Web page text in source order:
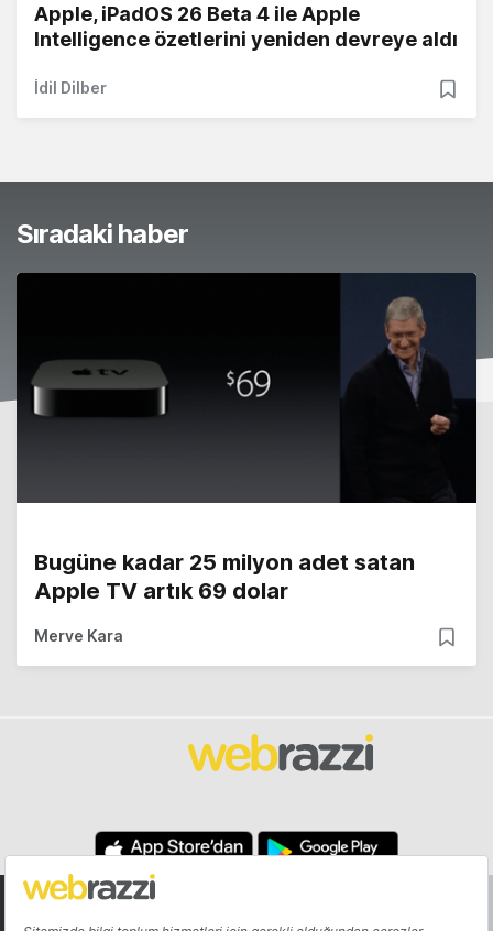
Apple, iPadOS 26 Beta 4 ile Apple
Intelligence özetlerini yeniden devreye aldı
İdil Dilber
Sıradaki haber
Bugüne kadar 25 milyon adet satan
Apple TV artık 69 dolar
Merve Kara